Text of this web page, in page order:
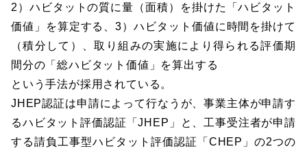
2）ハビタットの質に量（面積）を掛けた「ハビタット
価値」を算定する、3）ハビタット価値に時間を掛けて
（積分して）、取り組みの実施により得られる評価期
間分の「総ハビタット価値」を算出する
という手法が採用されている。
JHEP認証は申請によって行なうが、事業主体が申請す
るハビタット評価認証「JHEP」と、工事受注者が申請
する請負工事型ハビタット評価認証「CHEP」の2つの